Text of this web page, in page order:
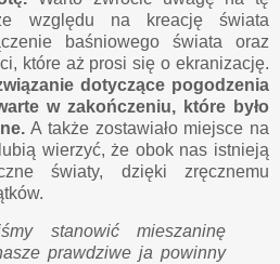
względu na kreację świata
baśniowego świata oraz
które aż prosi się o ekranizację.
dotyczące pogodzenia
w zakończeniu, które było
A także zostawiało miejsce na
wierzyć, że obok nas istnieją
światy, dzięki zręcznemu
stanowić mieszaninę
prawdziwe ja powinny